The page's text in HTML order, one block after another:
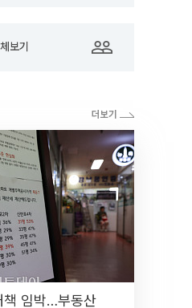
보기
책 임박…부동산